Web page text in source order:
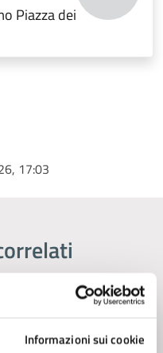
Informazioni sui cookie
Piazza dei
17:03
e l’Istruzione